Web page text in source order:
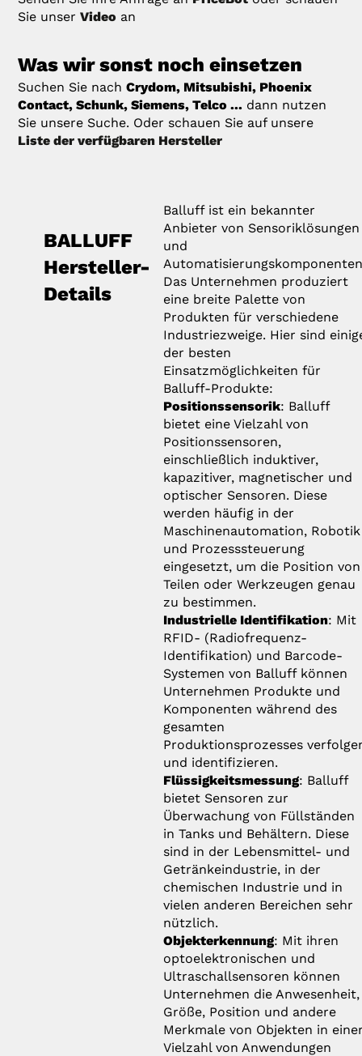
Sie unserVideo an
Was wir sonst noch einsetzen
Suchen Sie nachCrydom, Mitsubishi, Phoenix
Contact, Schunk, Siemens, Telco ... dann nutzen
Sie unsere Suche. Oder schauen Sie auf unsere
Liste der verfügbaren Hersteller
BALLUFF
Hersteller-
Details
Balluff ist ein bekannter
Anbieter von Sensoriklösungen
und
Das Unternehmen produziert
eine breite Palette von
Produkten für verschiedene
Industriezweige. Hier sind
der besten
Einsatzmöglichkeiten für
Balluff-Produkte:
Positionssensorik: Balluff
bietet eine Vielzahl von
Positionssensoren,
einschließlich induktiver,
kapazitiver, magnetischer und
optischer Sensoren. Diese
werden häufig in der
Maschinenautomation, Robotik
und Prozesssteuerung
eingesetzt, um die Position von
Teilen oder Werkzeugen genau
zu bestimmen.
Industrielle Identifikation: Mit
RFID- (Radiofrequenz-
Identifikation) und Barcode-
Systemen von Balluff können
Unternehmen Produkte und
Komponenten während des
gesamten
Produktionsprozesses
und identifizieren.
Flüssigkeitsmessung: Balluff
bietet Sensoren zur
Überwachung von Füllständen
in Tanks und Behältern. Diese
sind in der Lebensmittel- und
Getränkeindustrie, in der
chemischen Industrie und in
vielen anderen Bereichen sehr
nützlich.
Objekterkennung: Mit ihren
optoelektronischen und
Ultraschallsensoren können
Unternehmen die Anwesenheit,
Größe, Position und andere
Merkmale von Objekten in
Vielzahl von Anwendungen